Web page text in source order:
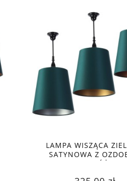
LAMPA WISZĄCA
SATYNOWA Z
KOLUMIENKĄ, RÓŻNE